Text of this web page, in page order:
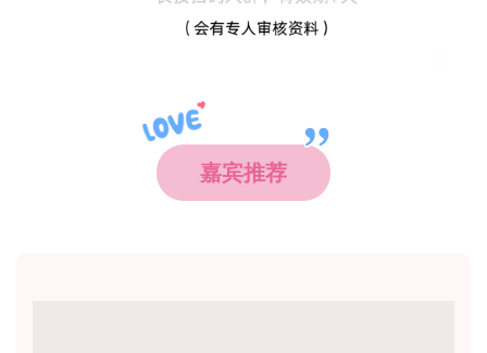
嘉宾推荐